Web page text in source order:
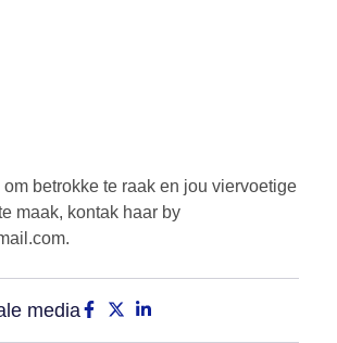
betrokke te raak en jou viervoetige
maak, kontak haar by
.
media